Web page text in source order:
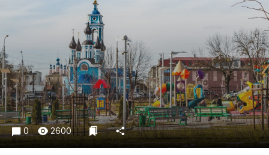
Недвижимость и ЖКХ
Образование
Общество
Погода
Праздники
Происшествия
Спорт
0 2600